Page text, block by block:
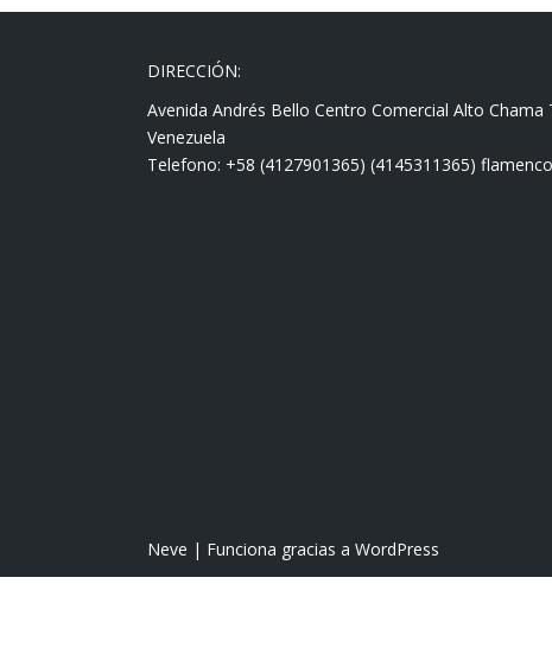
DIRECCIÓN:
Avenida Andrés Bello Centro Comercial Alto
Venezuela
Telefono: +58 (4127901365) (4145311365)
Neve | Funciona gracias a WordPress